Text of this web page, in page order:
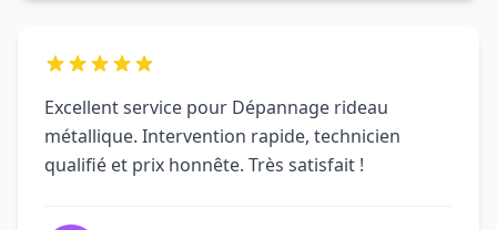
Excellent service pour Dépannage rideau
métallique. Intervention rapide, technicien
qualifié et prix honnête. Très satisfait !